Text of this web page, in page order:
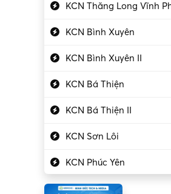
Kỹ thuật cao
Kỹ thuật mạng – IT
Làm bán thời gian
Lao động phổ thông
Lập trình – Phát triển
Luật – Công chứng
Marketing – PR
Mỹ phẩm – Trang sức
KCN Thăng Long Vĩnh
KCN Bình Xuyên
KCN Bình Xuyên II
KCN Bá Thiện
KCN Bá Thiện II
KCN Sơn Lôi
KCN Phúc Yên
Khu CN Đồng Sóc